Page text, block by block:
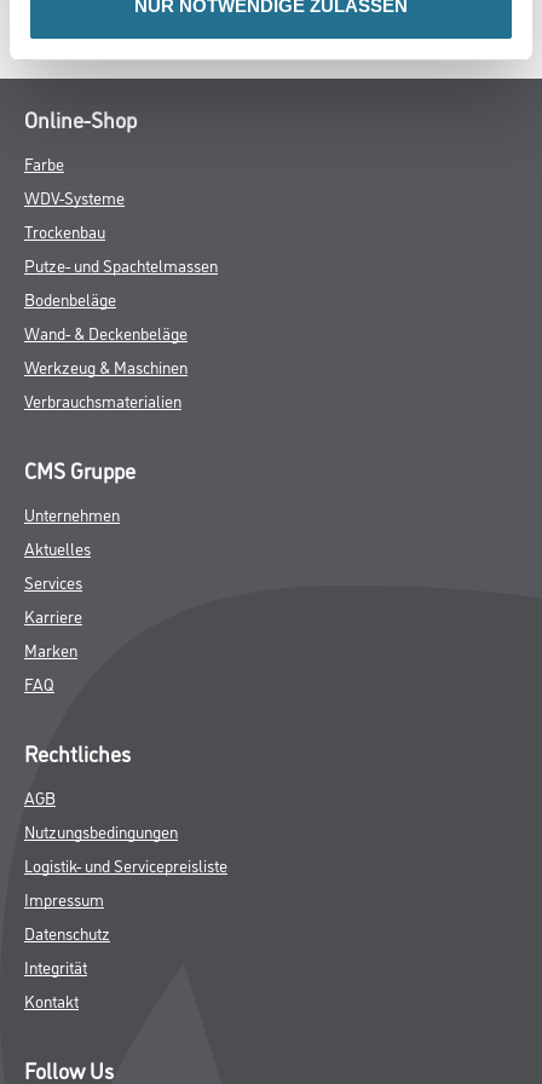
NUR NOTWENDIGE ZULASSEN
SPEZIFIKATIONEN
Online-Shop
Farbe
WDV-Systeme
Trockenbau
Putze- und Spachtelmassen
Bodenbeläge
Wand- & Deckenbeläge
Werkzeug & Maschinen
Verbrauchsmaterialien
CMS Gruppe
Unternehmen
Aktuelles
Services
Karriere
Marken
FAQ
Rechtliches
AGB
Nutzungsbedingungen
Logistik- und Servicepreisliste
Impressum
Datenschutz
Integrität
Kontakt
Follow Us